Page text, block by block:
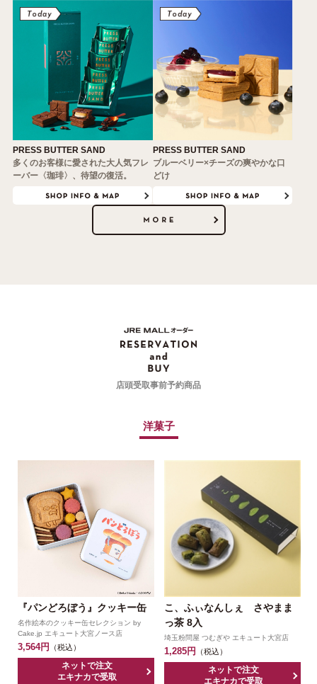
PRESS BUTTER SAND
多くのお客様に愛された大人気フレ
ーバー〈珈琲〉、待望の復活。
PRESS BUTTER SAND
ブルーベリー×チーズの爽やかな口
どけ
店頭受取事前予約商品
洋菓子
『パンどろぼう』クッキー缶
名作絵本のクッキー缶セレクション by
Cake.jp エキュート大宮ノース店
3,564円 （税込）
ネットで注文
エキナカで受取
こ、ふぃなんしぇ さやまま
っ茶 8入
埼玉粉問屋 つむぎや エキュート大宮店
1,285円 （税込）
ネットで注文
エキナカで受取